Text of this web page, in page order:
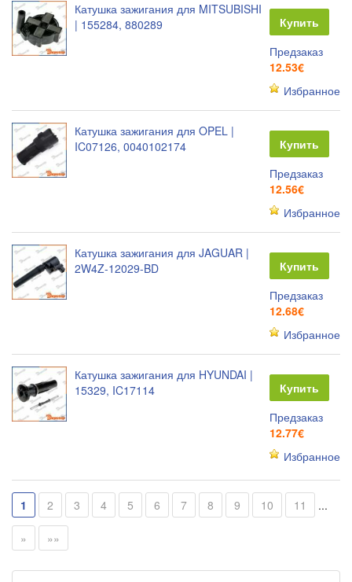
Катушка зажигания для MITSUBISHI
| 155284, 880289
Купить
Предзаказ
12.53€
Избранное
Катушка зажигания для OPEL |
IC07126, 0040102174
Купить
Предзаказ
12.56€
Избранное
Катушка зажигания для JAGUAR |
2W4Z-12029-BD
Купить
Предзаказ
12.68€
Избранное
Катушка зажигания для HYUNDAI |
15329, IC17114
Купить
Предзаказ
12.77€
Избранное
1 2 3 4 5 6 7 8 9 10 11 ...
» »»